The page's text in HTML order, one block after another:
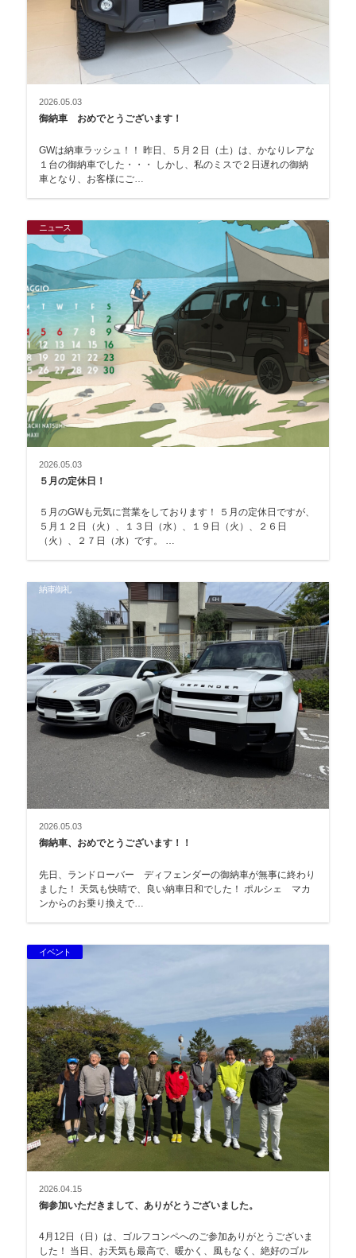
2026.05.03
御納車 おめでとうございます！
GWは納車ラッシュ！！ 昨日、５月２日（土）は、かなりレアな
１台の御納車でした・・・ しかし、私のミスで２日遅れの御納
車となり、お客様にご…
ニュース
2026.05.03
５月の定休日！
５月のGWも元気に営業をしております！ ５月の定休日ですが、
５月１２日（火）、１３日（水）、１９日（火）、２６日
（火）、２７日（水）です。 …
納車御礼
2026.05.03
御納車、おめでとうございます！！
先日、ランドローバー ディフェンダーの御納車が無事に終わり
ました！ 天気も快晴で、良い納車日和でした！ ポルシェ マカ
ンからのお乗り換えで…
イベント
2026.04.15
御参加いただきまして、ありがとうございました。
4月12日（日）は、ゴルフコンペへのご参加ありがとうございま
した！ 当日、お天気も最高で、暖かく、風もなく、絶好のゴル